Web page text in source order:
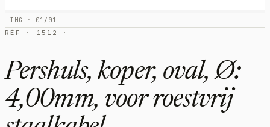
IMG · 01/01
RÉF · 1512 ·
Pershuls, koper, oval, Ø:
4,00mm, voor roestvrij